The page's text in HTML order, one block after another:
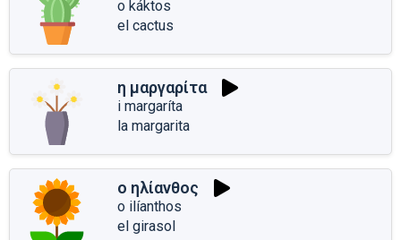
o káktos
el cactus
η μαργαρίτα
i margaríta
la margarita
ο ηλίανθος
o ilíanthos
el girasol